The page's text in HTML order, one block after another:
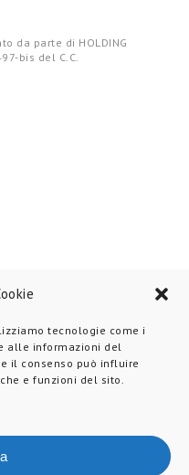
tecnologie come i
alle informazioni del
il consenso può influire
e funzioni del sito.
da parte di HOLDING
bis del C.C.